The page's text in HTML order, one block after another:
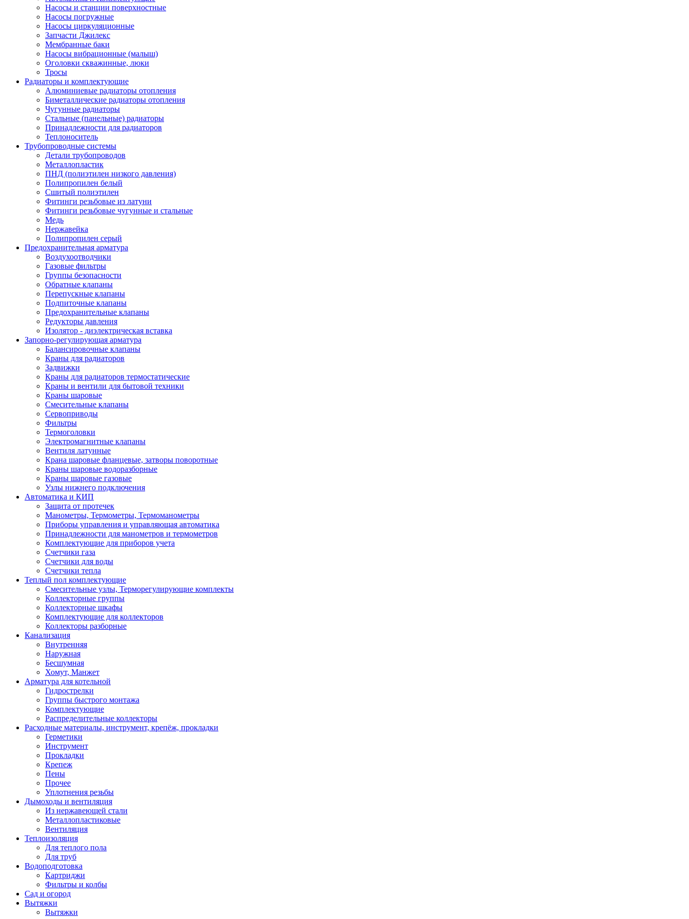
Насосы и станции поверхностные
Насосы погружные
Насосы циркуляционные
Запчасти Джилекс
Мембранные баки
Насосы вибрационные (малыш)
Оголовки скважинные, люки
Тросы
Радиаторы и комплектующие
Алюминиевые радиаторы отопления
Биметаллические радиаторы отопления
Чугунные радиаторы
Стальные (панельные) радиаторы
Принадлежности для радиаторов
Теплоноситель
Трубопроводные системы
Детали трубопроводов
Металлопластик
ПНД (полиэтилен низкого давления)
Полипропилен белый
Сшитый полиэтилен
Фитинги резьбовые из латуни
Фитинги резьбовые чугунные и стальные
Медь
Нержавейка
Полипропилен серый
Предохранительная арматура
Воздухоотводчики
Газовые фильтры
Группы безопасности
Обратные клапаны
Перепускные клапаны
Подпиточные клапаны
Предохранительные клапаны
Редукторы давления
Изолятор - диэлектрическая вставка
Запорно-регулирующая арматура
Балансировочные клапаны
Краны для радиаторов
Задвижки
Краны для радиаторов термостатические
Краны и вентили для бытовой техники
Краны шаровые
Смесительные клапаны
Сервоприводы
Фильтры
Термоголовки
Электромагнитные клапаны
Вентиля латунные
Крана шаровые фланцевые, затворы поворотные
Краны шаровые водоразборные
Краны шаровые газовые
Узлы нижнего подключения
Автоматика и КИП
Защита от протечек
Манометры, Термометры, Термоманометры
Приборы управления и управляющая автоматика
Принадлежности для манометров и термометров
Комплектующие для приборов учета
Счетчики газа
Счетчики для воды
Счетчики тепла
Теплый пол комплектующие
Смесительные узлы, Терморегулирующие комплекты
Коллекторные группы
Коллекторные шкафы
Комплектующие для коллекторов
Коллекторы разборные
Канализация
Внутренняя
Наружная
Бесшумная
Хомут, Манжет
Арматура для котельной
Гидрострелки
Группы быстрого монтажа
Комплектующие
Распределительные коллекторы
Расходные материалы, инструмент, крепёж, прокладки
Герметики
Инструмент
Прокладки
Крепеж
Пены
Прочее
Уплотнения резьбы
Дымоходы и вентиляция
Из нержавеющей стали
Металлопластиковые
Вентиляция
Теплоизоляция
Для теплого пола
Для труб
Водоподготовка
Картриджи
Фильтры и колбы
Сад и огород
Вытяжки
Вытяжки